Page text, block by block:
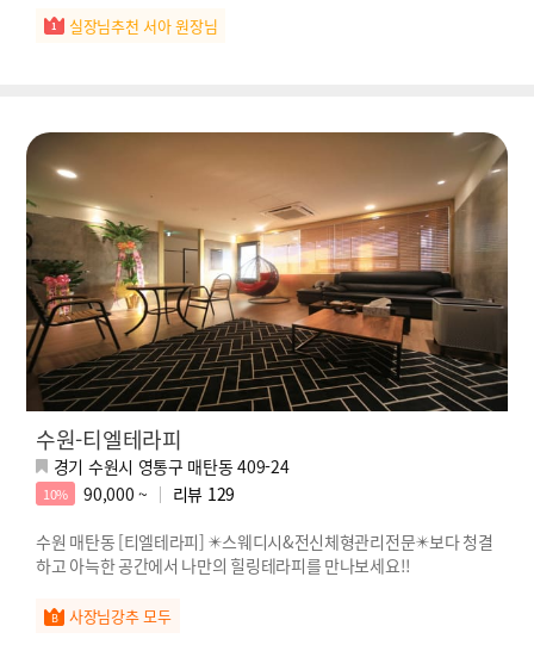
실장님추천 서아 원장님
수원-티엘테라피
경기 수원시 영통구 매탄동 409-24
10% 90,000 ~ 리뷰 129
수원 매탄동 [티엘테라피] ✴️스웨디시&전신체형관리전문✴️보다 청결
하고 아늑한 공간에서 나만의 힐링테라피를 만나보세요!!
사장님강추 모두